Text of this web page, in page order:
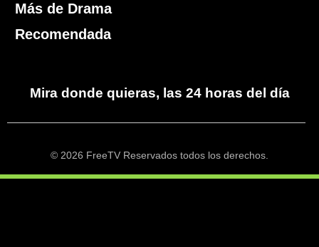
Más de Drama
Recomendada
Mira donde quieras, las 24 horas del día
© 2026 FreeTV Reservados todos los derechos.